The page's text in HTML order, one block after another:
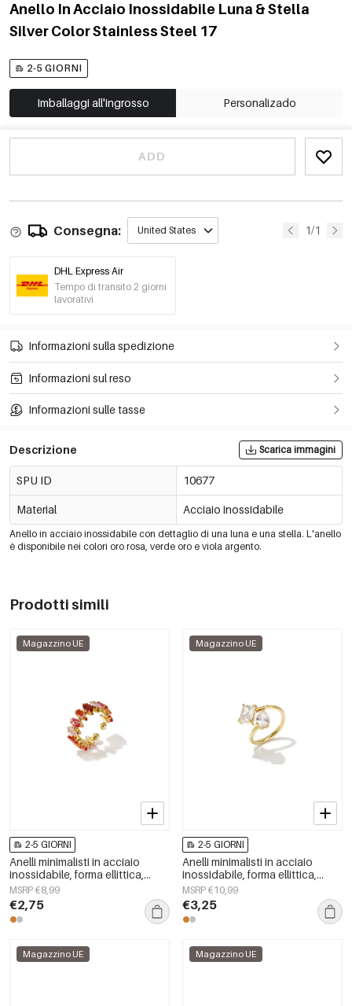
Anello In Acciaio Inossidabile Luna & Stella
Silver Color Stainless Steel 17
2-5 GIORNI
Imballaggi all'ingrosso Personalizado
ADD
Consegna: United States 1/1
DHL Express Air
Tempo di transito 2 giorni
lavorativi
Informazioni sulla spedizione
Informazioni sul reso
Informazioni sulle tasse
Descrizione Scarica immagini
SPU ID 10677
Material Acciaio inossidabile
Anello in acciaio inossidabile con dettaglio di una luna e una stella. L'anello
è disponibile nei colori oro rosa, verde oro e viola argento.
Prodotti simili
Magazzino UE
2-5 GIORNI
Anelli minimalisti in acciaio
inossidabile, forma ellittica,
casual, semplici, della serie da
donna.
MSRP €8,99
€2,75
Magazzino UE
2-5 GIORNI
Anelli minimalisti in acciaio
inossidabile, forma ellittica,
semplici, per tutti i giorni, serie
Simple, gioielli da donna
MSRP €10,99
€3,25
Magazzino UE Magazzino UE